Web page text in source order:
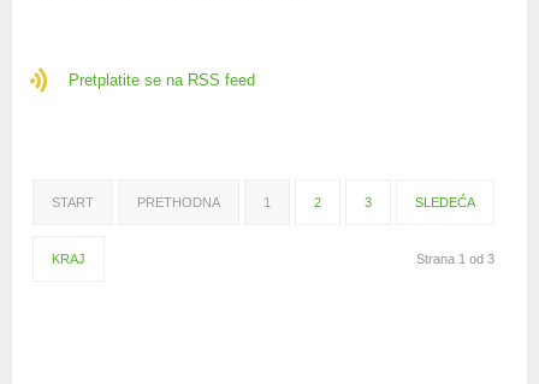
Pretplatite se na RSS feed
START PRETHODNA 1 2 3 SLEDEĆA
KRAJ Strana 1 od 3